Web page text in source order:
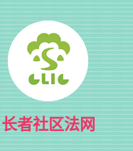
长者社区法网